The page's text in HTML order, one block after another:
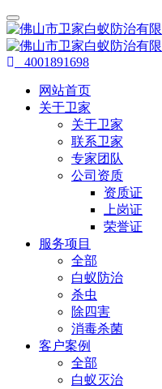
4001891698
网站首页
关于卫家
关于卫家
联系卫家
专家团队
公司资质
资质证
上岗证
荣誉证
服务项目
全部
白蚁防治
杀虫
除四害
消毒杀菌
客户案例
全部
白蚁灭治